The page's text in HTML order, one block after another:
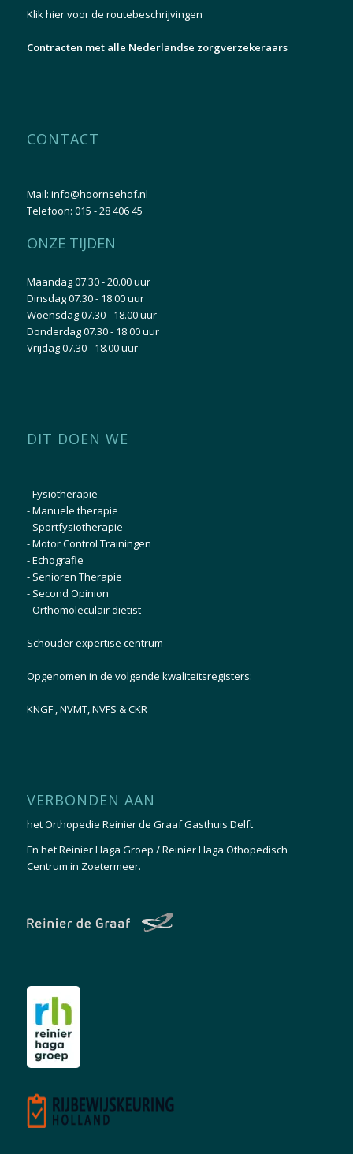
Klik hier voor de routebeschrijvingen
Contracten met alle Nederlandse zorgverzekeraars
CONTACT
Mail: info@hoornsehof.nl
Telefoon: 015 - 28 406 45
ONZE TIJDEN
Maandag 07.30 - 20.00 uur
Dinsdag 07.30 - 18.00 uur
Woensdag 07.30 - 18.00 uur
Donderdag 07.30 - 18.00 uur
Vrijdag 07.30 - 18.00 uur
DIT DOEN WE
-Fysiotherapie
-Manuele therapie
- Sportfysiotherapie
-Motor Control Trainingen
-Echografie
- Senioren Therapie
- Second Opinion
-Orthomoleculair diëtist
Schouder expertise centrum
Opgenomen in de volgende kwaliteitsregisters:
KNGF ,NVMT,NVFS & CKR
VERBONDEN AAN
hetOrthopedie Reinier de Graaf Gasthuis Delft
En hetReinier Haga Groep / Reinier Haga Othopedisch
Centrum in Zoetermeer.